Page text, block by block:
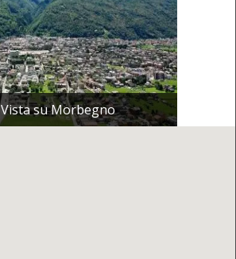
Vista su Morbegno